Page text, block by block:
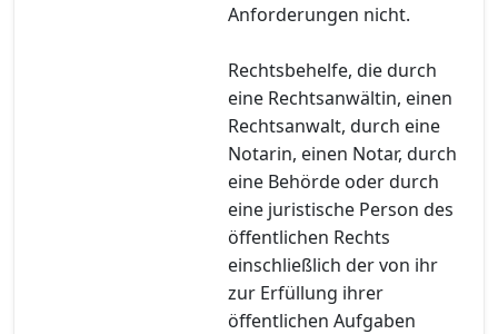
Anforderungen nicht.
Rechtsbehelfe, die durch
eine Rechtsanwältin, einen
Rechtsanwalt, durch eine
Notarin, einen Notar, durch
eine Behörde oder durch
eine juristische Person des
öffentlichen Rechts
einschließlich der von ihr
zur Erfüllung ihrer
öffentlichen Aufgaben